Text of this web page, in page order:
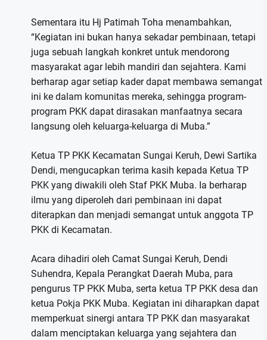
Sementara itu Hj Patimah Toha menambahkan,
“Kegiatan ini bukan hanya sekadar pembinaan, tetapi
juga sebuah langkah konkret untuk mendorong
masyarakat agar lebih mandiri dan sejahtera. Kami
berharap agar setiap kader dapat membawa semangat
ini ke dalam komunitas mereka, sehingga program-
program PKK dapat dirasakan manfaatnya secara
langsung oleh keluarga-keluarga di Muba.”
Ketua TP PKK Kecamatan Sungai Keruh, Dewi Sartika
Dendi, mengucapkan terima kasih kepada Ketua TP
PKK yang diwakili oleh Staf PKK Muba. Ia berharap
ilmu yang diperoleh dari pembinaan ini dapat
diterapkan dan menjadi semangat untuk anggota TP
PKK di Kecamatan.
Acara dihadiri oleh Camat Sungai Keruh, Dendi
Suhendra, Kepala Perangkat Daerah Muba, para
pengurus TP PKK Muba, serta ketua TP PKK desa dan
ketua Pokja PKK Muba. Kegiatan ini diharapkan dapat
memperkuat sinergi antara TP PKK dan masyarakat
dalam menciptakan keluarga yang sejahtera dan